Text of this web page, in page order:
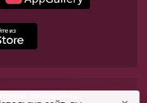
защищены.